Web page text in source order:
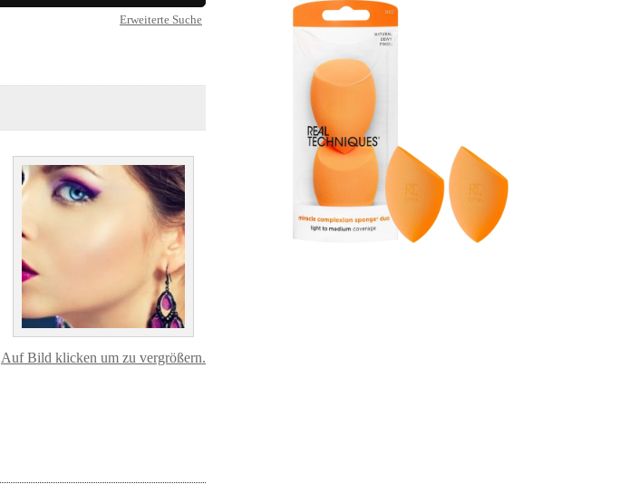
Erweiterte Suche
Auf Bild klicken um zu vergrößern.